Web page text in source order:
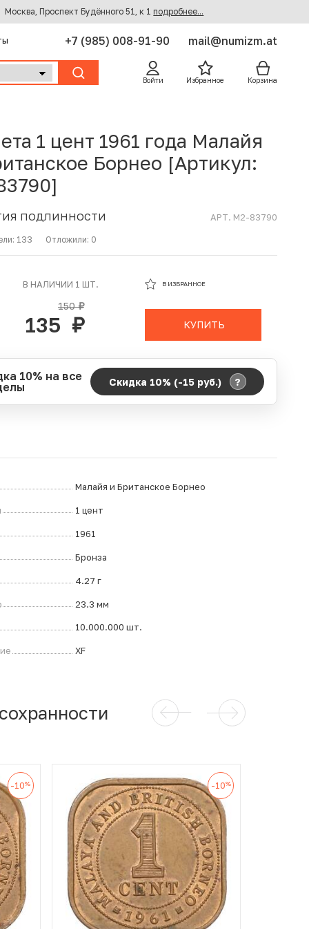
Москва, Проспект Будённого 51, к 1 подробнее...
+7 (985) 008-91-90 mail@numizm.at
Войти Избранное Корзина
1 цент 1961 года Малайя
Борнео [Артикул:
ПОДЛИННОСТИ АРТ. M2-83790
133 Отложили: 0
В НАЛИЧИИ 1 ШТ.
150руб.
135 руб.
В ИЗБРАННОЕ
КУПИТЬ
10% на все
Скидка 10% (-15 руб.) ?
Малайя и Британское Борнео
1 цент
1961
Бронза
4.27 г
23.3 мм
10.000.000 шт.
XF
-10% -10%